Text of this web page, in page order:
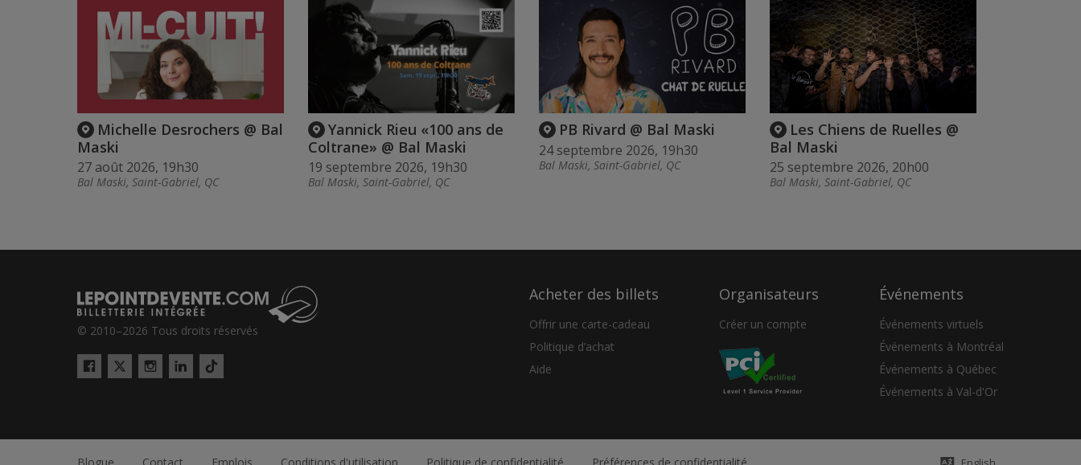
Michelle Desrochers @ Bal
Maski
27 août 2026, 19h30
Bal Maski, Saint-Gabriel, QC
Yannick Rieu «100 ans de
Coltrane» @ Bal Maski
19 septembre 2026, 19h30
Bal Maski, Saint-Gabriel, QC
PB Rivard @ Bal Maski
24 septembre 2026, 19h30
Bal Maski, Saint-Gabriel, QC
Les Chiens de Ruelles @
Bal Maski
25 septembre 2026, 20h00
Bal Maski, Saint-Gabriel, QC
© 2010–2026 Tous droits réservés
Facebook
Twitter
InstagramLinkedIn
Tiktok
Acheter des billets
Offrir une carte-cadeau
Politique d’achat
Aide
Organisateurs
Créer un compte
Événements
Événements virtuels
Événements à Montréal
Événements à Québec
Événements à Val-d'Or